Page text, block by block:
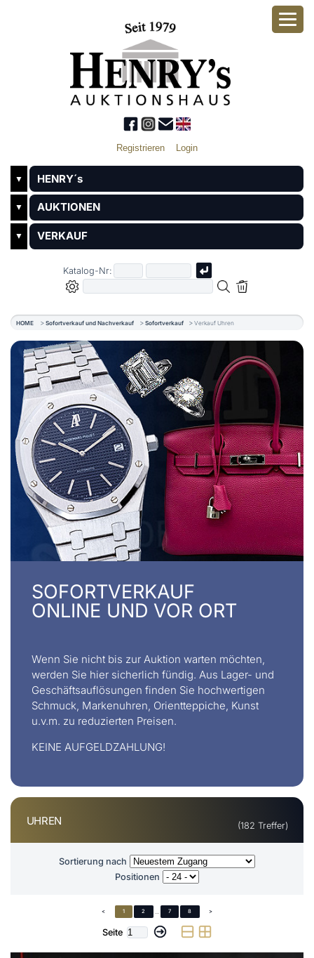
Registrieren Login
▼ HENRY´s
▼ AUKTIONEN
▼ VERKAUF
Katalog-Nr:
HOME Sofortverkauf und Nachverkauf Sofortverkauf Verkauf Uhren
SOFORTVERKAUF
ONLINE UND VOR ORT
Wenn Sie nicht bis zur Auktion warten möchten,
werden Sie hier sicherlich fündig. Aus Lager- und
Geschäftsauflösungen finden Sie hochwertigen
Schmuck, Markenuhren, Orientteppiche, Kunst
u.v.m. zu reduzierten Preisen.
KEINE AUFGELDZAHLUNG!
UHREN (182 Treffer)
Sortierung nach
Positionen
< 1 2 7 8 >
Seite